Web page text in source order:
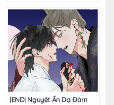
|END| Nguyệt Ẩn Dạ Đàm